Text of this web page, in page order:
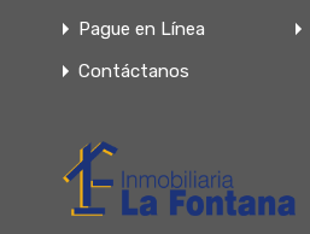
Pague en Línea
Contáctanos